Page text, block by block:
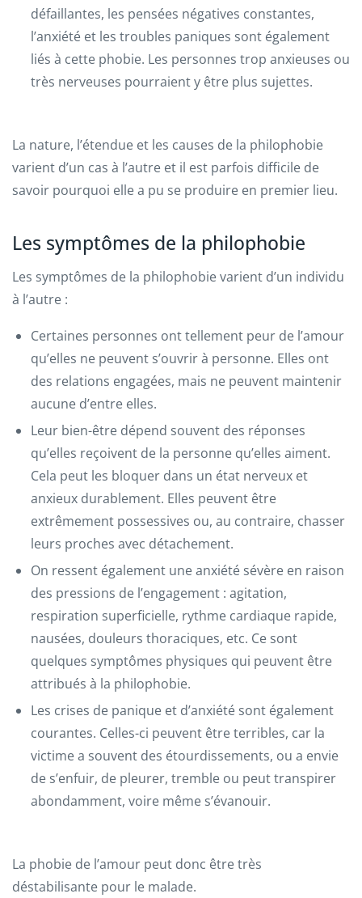
défaillantes, les pensées négatives constantes,
l’anxiété et les troubles paniques sont également
liés à cette phobie. Les personnes trop anxieuses ou
très nerveuses pourraient y être plus sujettes.
La nature, l’étendue et les causes de la philophobie
varient d’un cas à l’autre et il est parfois difficile de
savoir pourquoi elle a pu se produire en premier lieu.
Les symptômes de la philophobie
Les symptômes de la philophobie varient d’un individu
à l’autre :
Certaines personnes ont tellement peur de l’amour
qu’elles ne peuvent s’ouvrir à personne. Elles ont
des relations engagées, mais ne peuvent maintenir
aucune d’entre elles.
Leur bien-être dépend souvent des réponses
qu’elles reçoivent de la personne qu’elles aiment.
Cela peut les bloquer dans un état nerveux et
anxieux durablement. Elles peuvent être
extrêmement possessives ou, au contraire, chasser
leurs proches avec détachement.
On ressent également une anxiété sévère en raison
des pressions de l’engagement : agitation,
respiration superficielle, rythme cardiaque rapide,
nausées, douleurs thoraciques, etc. Ce sont
quelques symptômes physiques qui peuvent être
attribués à la philophobie.
Les crises de panique et d’anxiété sont également
courantes. Celles-ci peuvent être terribles, car la
victime a souvent des étourdissements, ou a envie
de s’enfuir, de pleurer, tremble ou peut transpirer
abondamment, voire même s’évanouir.
La phobie de l’amour peut donc être très
déstabilisante pour le malade.